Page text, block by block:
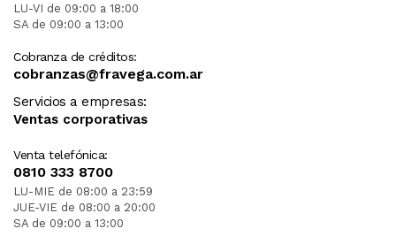
LU-VI de 09:00 a 18:00
SA de 09:00 a 13:00
Cobranza de créditos:
cobranzas@fravega.com.ar
Servicios a empresas:
Ventas corporativas
Venta telefónica:
0810 333 8700
LU-MIE de 08:00 a 23:59
JUE-VIE de 08:00 a 20:00
SA de 09:00 a 13:00